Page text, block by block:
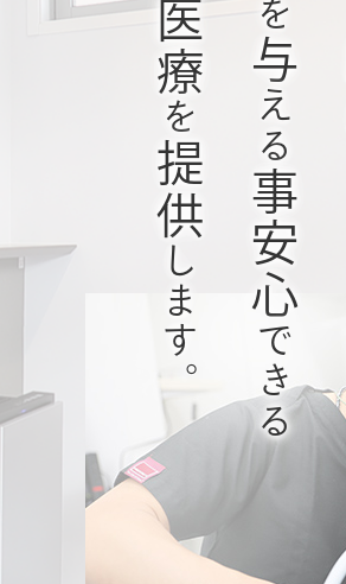
を
与
える
事安心
できる
を
提供
します。